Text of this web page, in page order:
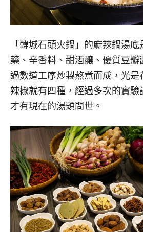
「韓城石頭火鍋」的麻辣鍋湯
藥、辛香料、甜酒釀、優質豆瓣
過數道工序炒製熬煮而成，光是
辣椒就有四種，經過多次的實驗
才有現在的湯頭問世。